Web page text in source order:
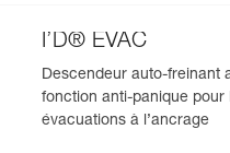
I’D® EVAC
Descendeur auto-freinant
fonction anti-panique pour
évacuations à l’ancrage